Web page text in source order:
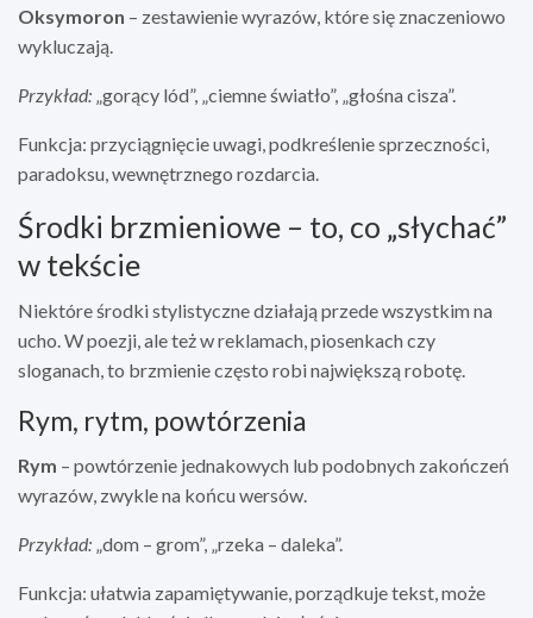
Oksymoron – zestawienie wyrazów, które się znaczeniowo
wykluczają.
Przykład: „gorący lód”, „ciemne światło”, „głośna cisza”.
Funkcja: przyciągnięcie uwagi, podkreślenie sprzeczności,
paradoksu, wewnętrznego rozdarcia.
Środki brzmieniowe – to, co „słychać”
w tekście
Niektóre środki stylistyczne działają przede wszystkim na
ucho. W poezji, ale też w reklamach, piosenkach czy
sloganach, to brzmienie często robi największą robotę.
Rym, rytm, powtórzenia
Rym – powtórzenie jednakowych lub podobnych zakończeń
wyrazów, zwykle na końcu wersów.
Przykład: „dom – grom”, „rzeka – daleka”.
Funkcja: ułatwia zapamiętywanie, porządkuje tekst, może